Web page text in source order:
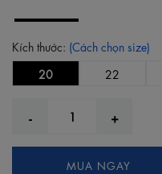
Kích thước: (Cách chọn size)
20
22
MUA NGAY